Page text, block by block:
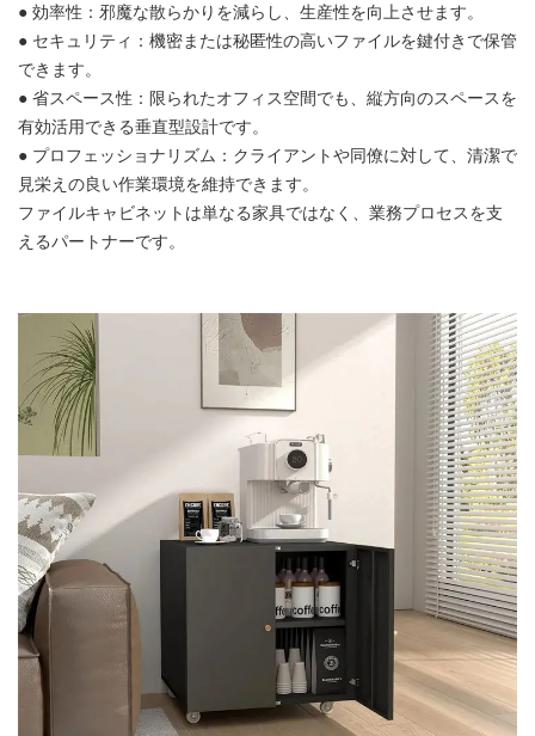
● 効率性：邪魔な散らかりを減らし、生産性を向上させます。
● セキュリティ：機密または秘匿性の高いファイルを鍵付きで保管
できます。
● 省スペース性：限られたオフィス空間でも、縦方向のスペースを
有効活用できる垂直型設計です。
● プロフェッショナリズム：クライアントや同僚に対して、清潔で
見栄えの良い作業環境を維持できます。
ファイルキャビネットは単なる家具ではなく、業務プロセスを支
えるパートナーです。